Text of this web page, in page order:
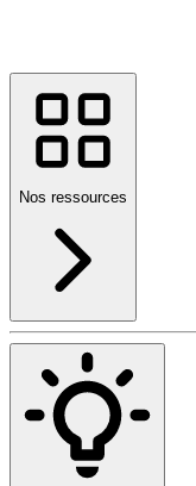
Nos ressources